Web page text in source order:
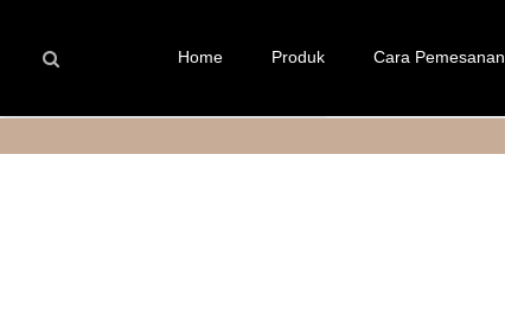
Home Produk Cara Pemesanan